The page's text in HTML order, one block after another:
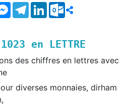
Messenger
Telegram
LinkedInOutlook.com
1023 en LETTRE
des chiffres en lettres avec
diverses monnaies, dirham